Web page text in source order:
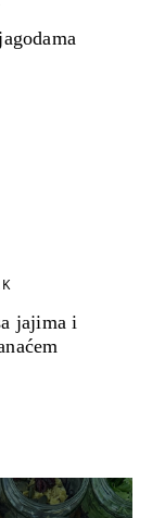
jajima i